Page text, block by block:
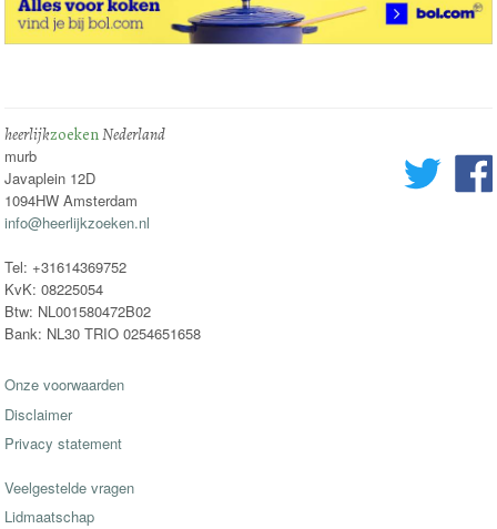
heerlijkzoekenNederland
murb
Javaplein 12D
1094HW Amsterdam
info@heerlijkzoeken.nl
Tel: +31614369752
KvK: 08225054
Btw: NL001580472B02
Bank: NL30 TRIO 0254651658
Onze voorwaarden
Disclaimer
Privacy statement
Veelgestelde vragen
Lidmaatschap